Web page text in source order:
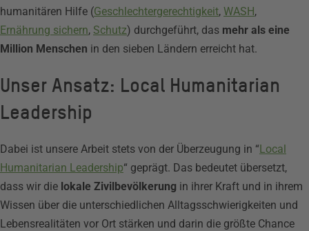
humanitären Hilfe (Geschlechtergerechtigkeit, WASH,
Ernährung sichern, Schutz) durchgeführt, das mehr als eine
Million Menschen in den sieben Ländern erreicht hat.
Unser Ansatz: Local Humanitarian
Leadership
Dabei ist unsere Arbeit stets von der Überzeugung in “Local
Humanitarian Leadership“ geprägt. Das bedeutet übersetzt,
dass wir die lokale Zivilbevölkerung in ihrer Kraft und in ihrem
Wissen über die unterschiedlichen Alltagsschwierigkeiten und
Lebensrealitäten vor Ort stärken und darin die größte Chance